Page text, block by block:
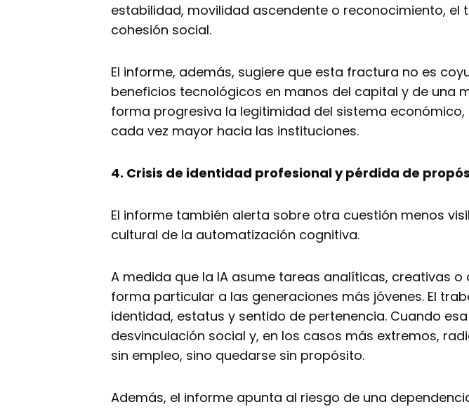
estabilidad, movilidad ascendente o reconocimiento,
cohesión social.
El informe, además, sugiere que esta fractura no es
beneficios tecnológicos en manos del capital y de
forma progresiva la legitimidad del sistema
cada vez mayor hacia las instituciones.
4. Crisis de identidad profesional y pérdida de
El informe también alerta sobre otra cuestión menos
cultural de la automatización cognitiva.
A medida que la IA asume tareas analíticas, creativas
forma particular a las generaciones más jóvenes. El
identidad, estatus y sentido de pertenencia. Cuando
desvinculación social y, en los casos más extremos,
sin empleo, sino quedarse sin propósito.
Además, el informe apunta al riesgo de una